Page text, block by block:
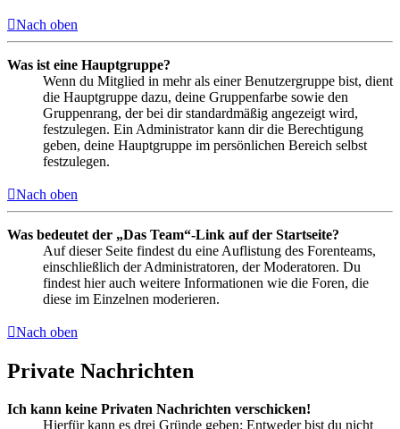
Nach oben
Was ist eine Hauptgruppe?
Wenn du Mitglied in mehr als einer Benutzergruppe bist, dient
die Hauptgruppe dazu, deine Gruppenfarbe sowie den
Gruppenrang, der bei dir standardmäßig angezeigt wird,
festzulegen. Ein Administrator kann dir die Berechtigung
geben, deine Hauptgruppe im persönlichen Bereich selbst
festzulegen.
Nach oben
Was bedeutet der „Das Team“-Link auf der Startseite?
Auf dieser Seite findest du eine Auflistung des Forenteams,
einschließlich der Administratoren, der Moderatoren. Du
findest hier auch weitere Informationen wie die Foren, die
diese im Einzelnen moderieren.
Nach oben
Private Nachrichten
Ich kann keine Privaten Nachrichten verschicken!
Hierfür kann es drei Gründe geben: Entweder bist du nicht